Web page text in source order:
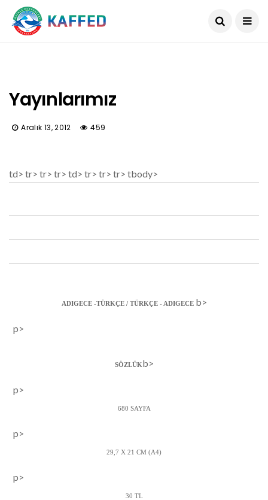
Yayınlarımız
Aralık 13, 2012 459
td> tr> tr> tr> td> tr> tr> tr> tbody>
ADIGECE -TÜRKÇE / TÜRKÇE - ADIGECE b>
p>
SÖZLÜKb>
p>
680 SAYFA
p>
29,7 X 21 CM (A4)
p>
30 TL